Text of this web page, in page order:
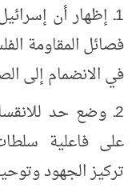
1ـ إظهار أن
فصائل المقاومة
في الانضمام إلى
2ـ وضع حد
على فاعلية
تركيز الجهود